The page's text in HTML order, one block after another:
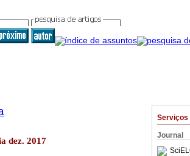
Serviços
Journal
dez. 2017